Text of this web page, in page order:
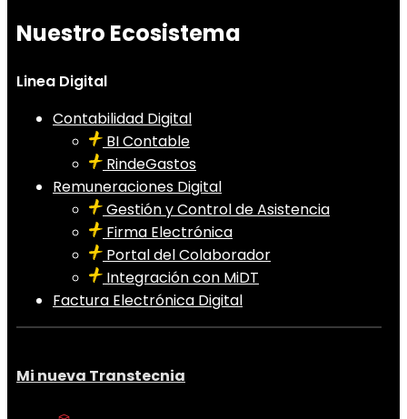
Nuestro Ecosistema
Linea Digital
Contabilidad Digital
BI Contable
RindeGastos
Remuneraciones Digital
Gestión y Control de Asistencia
Firma Electrónica
Portal del Colaborador
Integración con MiDT
Factura Electrónica Digital
Mi nueva Transtecnia